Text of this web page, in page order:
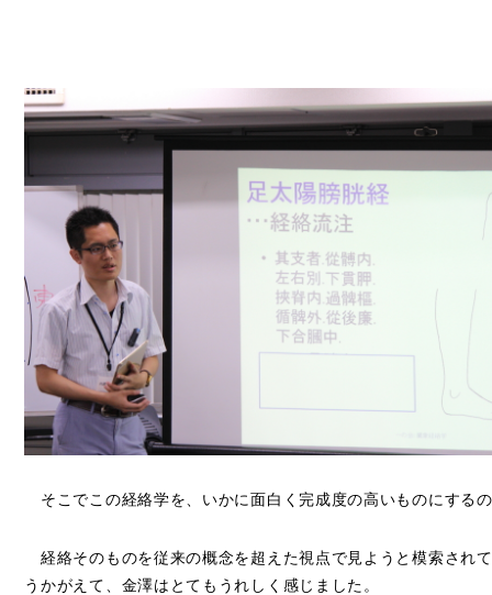
そこでこの経絡学を、いかに面白く完成度の高いものにする
経絡そのものを従来の概念を超えた視点で見ようと模索され
うかがえて、金澤はとてもうれしく感じました。